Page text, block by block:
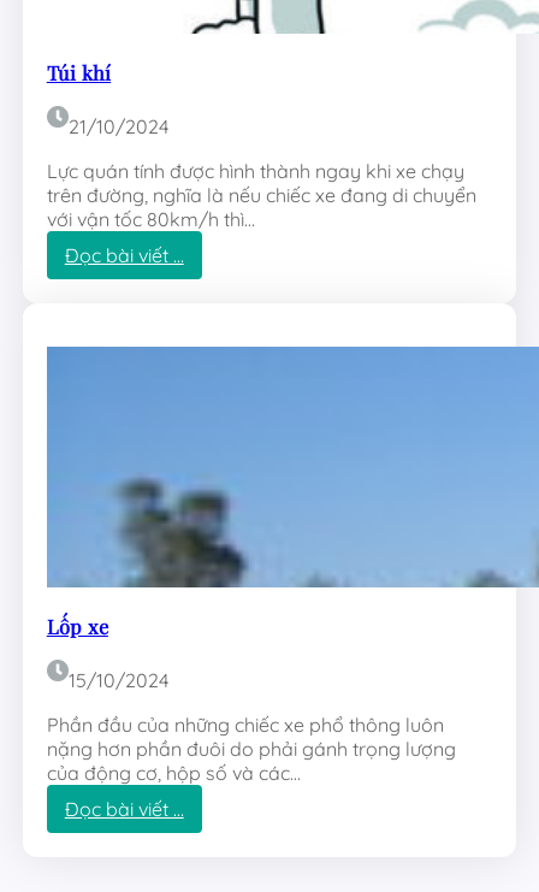
Túi khí
21/10/2024
Lực quán tính được hình thành ngay khi xe chạy
trên đường, nghĩa là nếu chiếc xe đang di chuyển
với vận tốc 80km/h thì…
Đọc bài viết …:
T
k
Lốp xe
15/10/2024
Phần đầu của những chiếc xe phổ thông luôn
nặng hơn phần đuôi do phải gánh trọng lượng
của động cơ, hộp số và các…
Đọc bài viết …:
L